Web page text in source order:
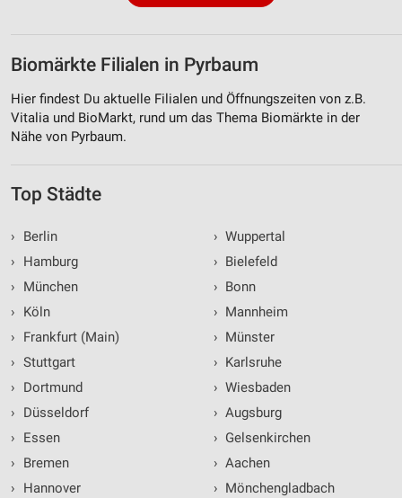
Biomärkte Filialen in Pyrbaum
Hier findest Du aktuelle Filialen und Öffnungszeiten von z.B.
Vitalia und BioMarkt, rund um das Thema Biomärkte in der
Nähe von Pyrbaum.
Top Städte
›
Berlin
›
Hamburg
›
München
›
Köln
›
Frankfurt (Main)
› Stuttgart
›
Dortmund
›
Düsseldorf
›
Essen
›
Bremen
›
Hannover
› Wuppertal
› Bielefeld
› Bonn
› Mannheim
› Münster
› Karlsruhe
› Wiesbaden
› Augsburg
› Gelsenkirchen
› Aachen
› Mönchengladbach